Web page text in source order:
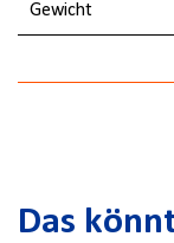
Gewicht
Das